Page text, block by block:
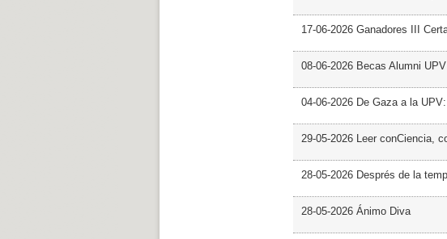
17-06-2026 Ganadores III
08-06-2026 Becas Alumni UPV
04-06-2026 De Gaza a la
29-05-2026 Leer conCiencia,
28-05-2026 Després de la
28-05-2026 Ánimo Diva